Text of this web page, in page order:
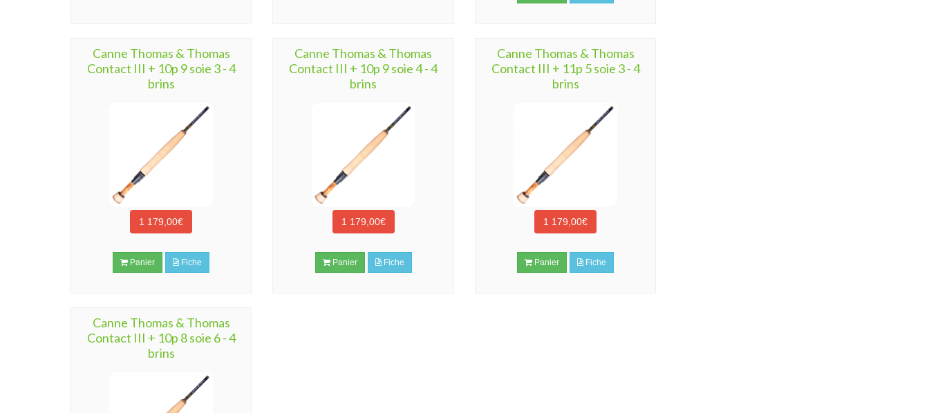
Canne Thomas & Thomas
Contact III + 10p 9 soie 3 - 4
brins
1 179,00€
Panier Fiche
Canne Thomas & Thomas
Contact III + 10p 9 soie 4 - 4
brins
1 179,00€
Panier Fiche
Canne Thomas & Thomas
Contact III + 11p 5 soie 3 - 4
brins
1 179,00€
Panier Fiche
Canne Thomas & Thomas
Contact III + 10p 8 soie 6 - 4
brins